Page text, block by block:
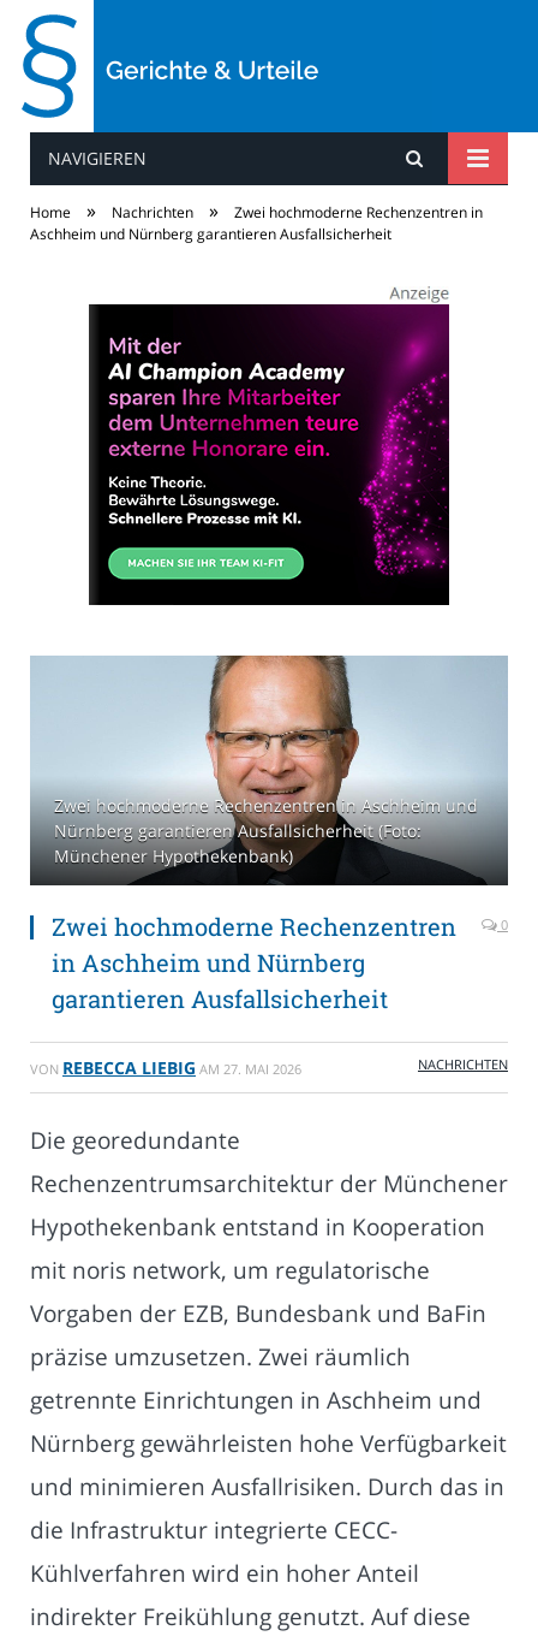
Gerichte & Urteile
NAVIGIEREN
Home » Nachrichten »
Zwei hochmoderne Rechenzentren in
Aschheim und Nürnberg garantieren Ausfallsicherheit
Zwei hochmoderne Rechenzentren in Aschheim und
Nürnberg garantieren Ausfallsicherheit (Foto:
Münchener Hypothekenbank)
Zwei hochmoderne Rechenzentren
in Aschheim und Nürnberg
garantieren Ausfallsicherheit
0
VON REBECCA LIEBIG AM 27. MAI 2026 NACHRICHTEN
Die georedundante
Rechenzentrumsarchitektur der Münchener
Hypothekenbank entstand in Kooperation
mit noris network, um regulatorische
Vorgaben der EZB, Bundesbank und BaFin
präzise umzusetzen. Zwei räumlich
getrennte Einrichtungen in Aschheim und
Nürnberg gewährleisten hohe Verfügbarkeit
und minimieren Ausfallrisiken. Durch das in
die Infrastruktur integrierte CECC-
Kühlverfahren wird ein hoher Anteil
indirekter Freikühlung genutzt. Auf diese